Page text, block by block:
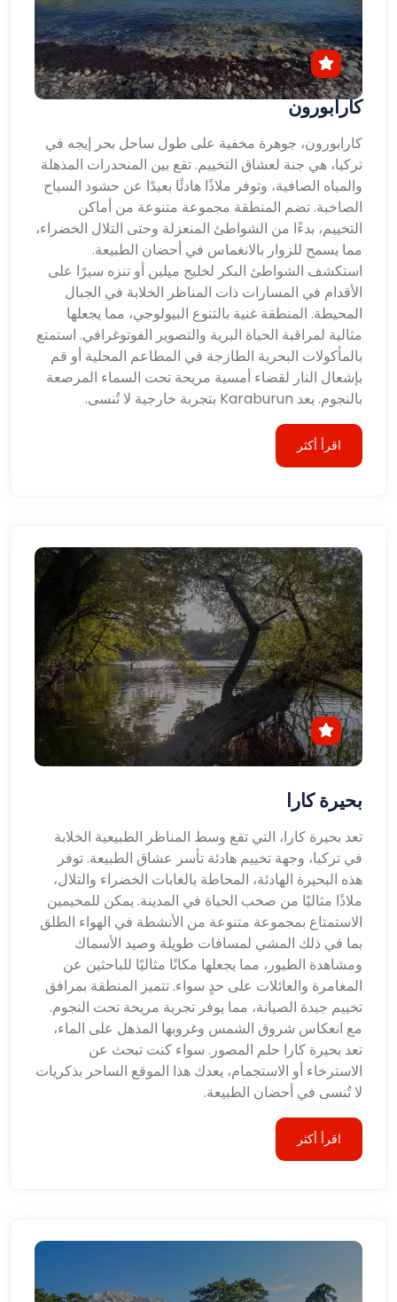
كارابورون
كارابورون، جوهرة مخفية على طول ساحل بحر إيجه في
تركيا، هي جنة لعشاق التخييم. تقع بين المنحدرات المذهلة
والمياه الصافية، وتوفر ملاذًا هادئًا بعيدًا عن حشود السياح
الصاخبة. تضم المنطقة مجموعة متنوعة من أماكن
التخييم، بدءًا من الشواطئ المنعزلة وحتى التلال الخضراء،
مما يسمح للزوار بالانغماس في أحضان الطبيعة.
استكشف الشواطئ البكر لخليج ميلين أو تنزه سيرًا على
الأقدام في المسارات ذات المناظر الخلابة في الجبال
المحيطة. المنطقة غنية بالتنوع البيولوجي، مما يجعلها
مثالية لمراقبة الحياة البرية والتصوير الفوتوغرافي. استمتع
بالمأكولات البحرية الطازجة في المطاعم المحلية أو قم
بإشعال النار لقضاء أمسية مريحة تحت السماء المرصعة
بالنجوم. يعد Karaburun بتجربة خارجية لا تُنسى.
اقرأ أكثر
بحيرة كارا
تعد بحيرة كارا، التي تقع وسط المناظر الطبيعية الخلابة
في تركيا، وجهة تخييم هادئة تأسر عشاق الطبيعة. توفر
هذه البحيرة الهادئة، المحاطة بالغابات الخضراء والتلال،
ملاذًا مثاليًا من صخب الحياة في المدينة. يمكن للمخيمين
الاستمتاع بمجموعة متنوعة من الأنشطة في الهواء الطلق
بما في ذلك المشي لمسافات طويلة وصيد الأسماك
ومشاهدة الطيور، مما يجعلها مكانًا مثاليًا للباحثين عن
المغامرة والعائلات على حدٍ سواء. تتميز المنطقة بمرافق
تخييم جيدة الصيانة، مما يوفر تجربة مريحة تحت النجوم.
مع انعكاس شروق الشمس وغروبها المذهل على الماء،
تعد بحيرة كارا حلم المصور. سواء كنت تبحث عن
الاسترخاء أو الاستجمام، يعدك هذا الموقع الساحر بذكريات
لا تُنسى في أحضان الطبيعة.
اقرأ أكثر